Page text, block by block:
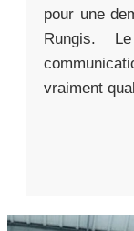
pour une
Rungis.
vraiment